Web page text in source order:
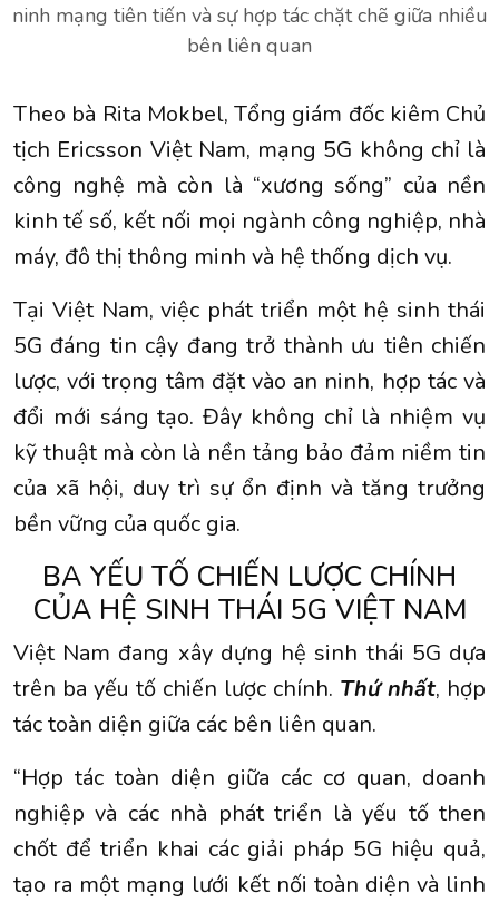
ninh mạng tiên tiến và sự hợp tác chặt chẽ giữa nhiều
bên liên quan
Theo bà Rita Mokbel, Tổng giám đốc kiêm Chủ
tịch Ericsson Việt Nam, mạng 5G không chỉ là
công nghệ mà còn là “xương sống” của nền
kinh tế số, kết nối mọi ngành công nghiệp, nhà
máy, đô thị thông minh và hệ thống dịch vụ.
Tại Việt Nam, việc phát triển một hệ sinh thái
5G đáng tin cậy đang trở thành ưu tiên chiến
lược, với trọng tâm đặt vào an ninh, hợp tác và
đổi mới sáng tạo. Đây không chỉ là nhiệm vụ
kỹ thuật mà còn là nền tảng bảo đảm niềm tin
của xã hội, duy trì sự ổn định và tăng trưởng
bền vững của quốc gia.
BA YẾU TỐ CHIẾN LƯỢC CHÍNH
CỦA HỆ SINH THÁI 5G VIỆT NAM
Việt Nam đang xây dựng hệ sinh thái 5G dựa
trên ba yếu tố chiến lược chính. Thứ nhất, hợp
tác toàn diện giữa các bên liên quan.
“Hợp tác toàn diện giữa các cơ quan, doanh
nghiệp và các nhà phát triển là yếu tố then
chốt để triển khai các giải pháp 5G hiệu quả,
tạo ra một mạng lưới kết nối toàn diện và linh